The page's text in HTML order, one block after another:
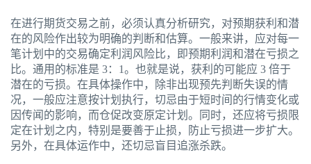
在进行期货交易之前，必须认真分析研究，对预期获利和潜
在的风险作出较为明确的判断和估算。一般来讲，应对每一
笔计划中的交易确定利润风险比，即预期利润和潜在亏损之
比。通用的标准是 3：1。也就是说，获利的可能应 3 倍于
潜在的亏损。在具体操作中，除非出现预先判断失误的情
况，一般应注意按计划执行，切忌由于短时间的行情变化或
因传闻的影响，而仓促改变原定计划。同时，还应将亏损限
定在计划之内，特别是要善于止损，防止亏损进一步扩大。
另外，在具体运作中，还切忌盲目追涨杀跌。